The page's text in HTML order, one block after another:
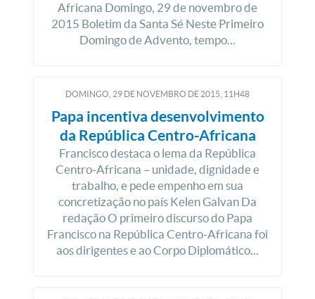
Africana Domingo, 29 de novembro de
2015 Boletim da Santa Sé Neste Primeiro
Domingo de Advento, tempo...
DOMINGO, 29 DE NOVEMBRO DE 2015, 11H48
Papa incentiva desenvolvimento
da República Centro-Africana
Francisco destaca o lema da República
Centro-Africana – unidade, dignidade e
trabalho, e pede empenho em sua
concretização no país Kelen Galvan Da
redação O primeiro discurso do Papa
Francisco na República Centro-Africana foi
aos dirigentes e ao Corpo Diplomático...